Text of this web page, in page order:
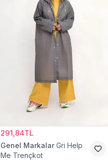
291,84TL
Genel Markalar Gri Help
Me Trençkot